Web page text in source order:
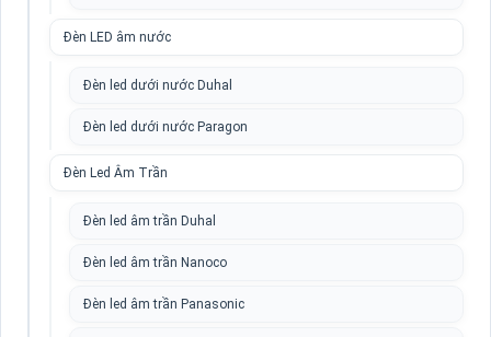
Đèn LED âm nước
Đèn led dưới nước Duhal
Đèn led dưới nước Paragon
Đèn Led Âm Trần
Đèn led âm trần Duhal
Đèn led âm trần Nanoco
Đèn led âm trần Panasonic